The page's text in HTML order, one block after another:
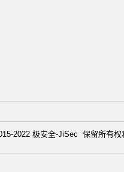
2022 极安全-JiSec 保留所有